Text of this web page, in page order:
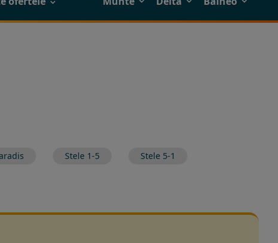
Stele 1-5 Stele 5-1